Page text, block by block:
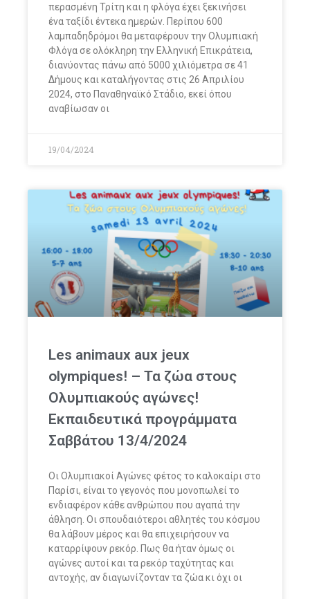
περασμένη Τρίτη και η φλόγα έχει ξεκινήσει
ένα ταξίδι έντεκα ημερών. Περίπου 600
λαμπαδηδρόμοι θα μεταφέρουν την Ολυμπιακή
Φλόγα σε ολόκληρη την Ελληνική Επικράτεια,
διανύοντας πάνω από 5000 χιλιόμετρα σε 41
Δήμους και καταλήγοντας στις 26 Απριλίου
2024, στο Παναθηναϊκό Στάδιο, εκεί όπου
αναβίωσαν οι
19/04/2024
Les animaux aux jeux
olympiques! – Τα ζώα στους
Ολυμπιακούς αγώνες!
Εκπαιδευτικά προγράμματα
Σαββάτου 13/4/2024
Οι Ολυμπιακοί Αγώνες φέτος το καλοκαίρι στο
Παρίσι, είναι το γεγονός που μονοπωλεί το
ενδιαφέρον κάθε ανθρώπου που αγαπά την
άθληση. Οι σπουδαιότεροι αθλητές του κόσμου
θα λάβουν μέρος και θα επιχειρήσουν να
καταρρίψουν ρεκόρ. Πως θα ήταν όμως οι
αγώνες αυτοί και τα ρεκόρ ταχύτητας και
αντοχής, αν διαγωνίζονταν τα ζώα κι όχι οι